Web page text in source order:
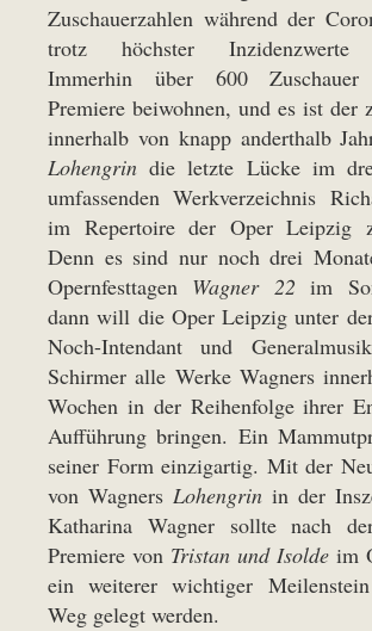
Zuschauerzahlen während der
trotz höchster Inzidenzwerte
Immerhin über 600
Premiere beiwohnen, und es ist der
innerhalb von knapp anderthalb
Lohengrin die letzte Lücke im
umfassenden Werkverzeichnis
im Repertoire der Oper Leipzig
Denn es sind nur noch drei
Opernfesttagen Wagner 22im
dann will die Oper Leipzig unter
Noch-Intendant und
Schirmer alle Werke Wagners
Wochen in der Reihenfolge ihrer
Aufführung bringen. Ein
seiner Form einzigartig. Mit der
von Wagners Lohengrin in der
Katharina Wagner sollte nach
Premiere von Tristan und Isolde im
ein weiterer wichtiger
Weg gelegt werden.